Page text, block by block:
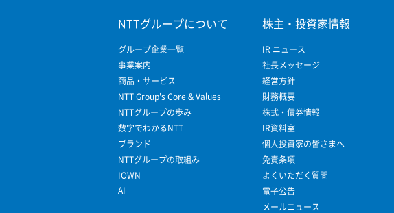
NTTグループについて
グループ企業一覧
事業案内
商品・サービス
NTT Group's Core & Values
NTTグループの歩み
数字でわかるNTT
ブランド
NTTグループの取組み
IOWN
AI
株主・投資家情報
IR ニュース
社長メッセージ
経営方針
財務概要
株式・債券情報
IR資料室
個人投資家の皆さまへ
免責条項
よくいただく質問
電子公告
メールニュース